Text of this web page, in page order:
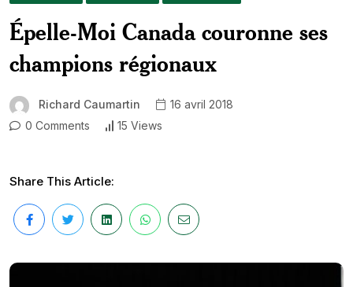
Épelle-Moi Canada couronne ses
champions régionaux
Richard Caumartin
16 avril 2018
0 Comments
15 Views
Share This Article: